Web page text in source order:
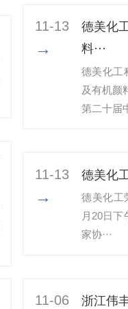
11-13
→
德美化
料···
德美化工
及有机颜
第二十届
11-13
→
德美化
德美化工
月20日
家协···
11-06 浙江伟